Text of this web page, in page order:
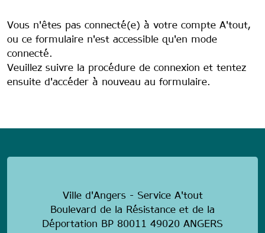
Vous n'êtes pas connecté(e) à votre compte A'tout,
ou ce formulaire n'est accessible qu'en mode
connecté.
Veuillez suivre la procédure de connexion et tentez
ensuite d'accéder à nouveau au formulaire.
Ville d'Angers - Service A'tout
Boulevard de la Résistance et de la
Déportation BP 80011 49020 ANGERS